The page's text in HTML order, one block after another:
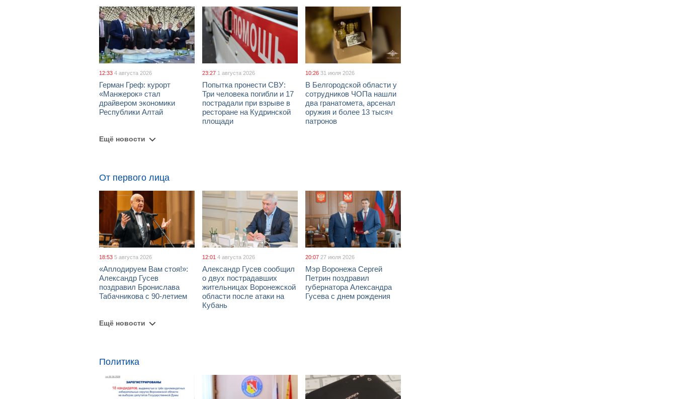
12:33 4 августа 2026
Герман Греф: курорт
«Манжерок» стал
драйвером экономики
Республики Алтай
23:27 1 августа 2026
Попытка пронести СВУ:
Три человека погибли и 17
пострадали при взрыве в
ресторане на Кудринской
площади
10:26 31 июля 2026
В Белгородской области у
сотрудников ЧОПа нашли
два гранатомета, арсенал
оружия и более 13 тысяч
патронов
Ещё новости
От первого лица
18:53 5 августа 2026
«Аплодируем Вам стоя!»:
Александр Гусев
поздравил Бронислава
Табачникова с 90-летием
12:01 4 августа 2026
Александр Гусев сообщил
о двух пострадавших
жительницах Воронежской
области после атаки на
Кубань
20:07 27 июля 2026
Мэр Воронежа Сергей
Петрин поздравил
губернатора Александра
Гусева с днем рождения
Ещё новости
Политика